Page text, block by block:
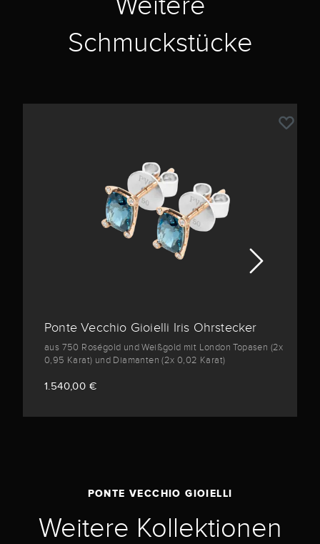
Schmuckstücke
Ponte Vecchio Gioielli Iris Ohrstecker
aus 750 Roségold und Weißgold mit London Topasen (2x
0,95 Karat) und Diamanten (2x 0,02 Karat)
1.540,00 €
PONTE VECCHIO GIOIELLI
Weitere Kollektionen